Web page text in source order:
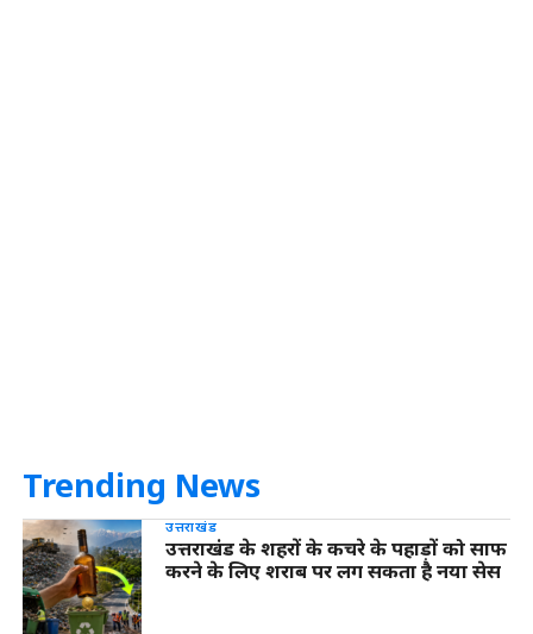
Trending News
उत्तराखंड
उत्तराखंड के शहरों के कचरे के पहाड़ों को साफ
करने के लिए शराब पर लग सकता है नया सेस